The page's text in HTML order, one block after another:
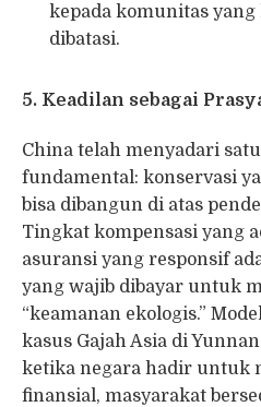
kepada komunitas
dibatasi.
5. Keadilan sebagai
China telah menyadari
fundamental: konservasi
bisa dibangun di atas
Tingkat kompensasi yang
asuransi yang responsif
yang wajib dibayar untuk
“keamanan ekologis.”
kasus Gajah Asia di
ketika negara hadir untuk
finansial, masyarakat